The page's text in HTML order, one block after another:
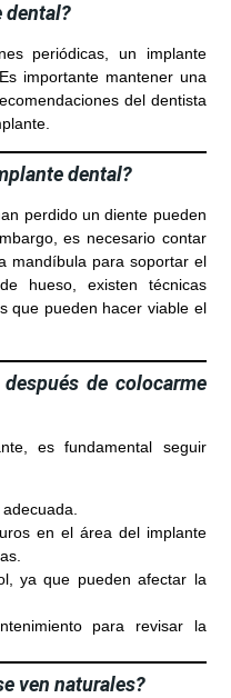
dental?
periódicas, un implante
importante mantener una
del dentista
dental?
perdido un diente pueden
es necesario contar
mandíbula para soportar el
hueso, existen técnicas
que pueden hacer viable el
de colocarme
es fundamental seguir
en el área del implante
ya que pueden afectar la
para revisar la
ven naturales?